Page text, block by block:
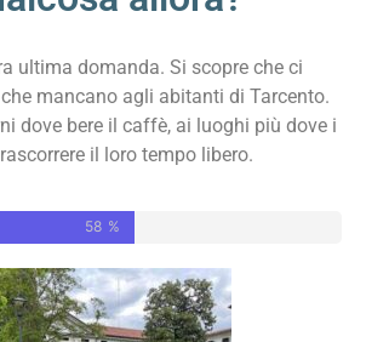
ultima domanda. Si scopre che ci
mancano agli abitanti di Tarcento.
dove bere il caffè, ai luoghi più dove i
il loro tempo libero.
58 %